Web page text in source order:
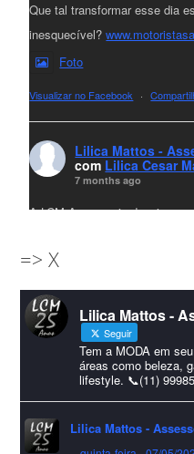
Que tal transformar esse dia
inesquecível?
Foto
Visualizar no Facebook ·
Lilica Mattos -
com Lilica Cesar
7 months ago
A LCM Assessoria deseja um
amigos que sempre nos
#lcmassessoriassessoria
#HappyNewYear
Foto
Visualizar no Facebook ·
Lilica Mattos -
9 months ago
=> X
Lilica Mattos -
Seguir
Tem a MODA em
áreas como beleza,
lifestyle. 📞(11)
Lilica Mattos -